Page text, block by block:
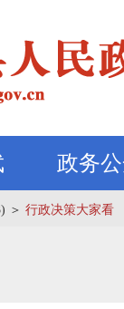
政务
＞ 行政决策大家看